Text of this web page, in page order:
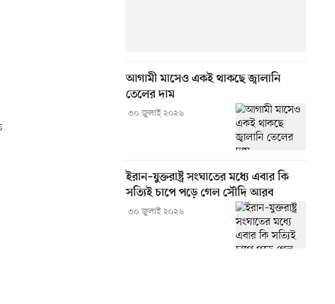
আগামী মাসেও একই থাকছে জ্বালানি
তেলের দাম
৩০ জুলাই ২০২৬
ইরান–যুক্তরাষ্ট্র সংঘাতের মধ্যে এবার কি
সত্যিই চাপে পড়ে গেল সৌদি আরব
৩০ জুলাই ২০২৬